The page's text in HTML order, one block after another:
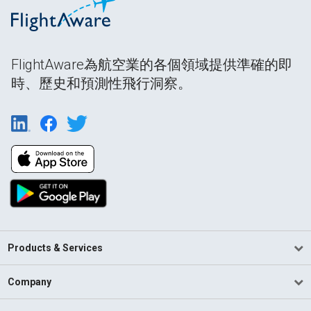
FlightAware為航空業的各個領域提供準確的即
時、歷史和預測性飛行洞察。
Products & Services
Company